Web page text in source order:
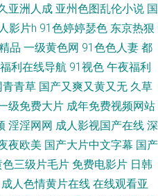
站 激情狠狠撸 日韩精品区 国产欧美
大香蕉福利 久久大香蕉伊人 日韩无
人性交 色色影院1区2区 97超碰亚洲
午夜福利影院 国产精品扒开 欧美人
人人操超 91中日在线 先锋色资源 日
欧美三级专区 午夜另类成人AV 91
亚洲人成 亚州色图乱伦小说 国
影片h 91色婷婷瑟色 东京热狠
品 一级黄色网 91色色人妻 都
利在线导航 91视色 午夜福利
青青草 国产又爽又黄又无 久草
级免费大片 成年免费视频网站
淫淫网网 成人影视国产在线 深
夜欧美 国产大片中文字幕 国产
色三级片毛片 免费电影片 日韩
成人色情黄片在线 在线观看亚